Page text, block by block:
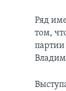
Ряд
том,